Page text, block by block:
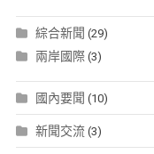
綜合新聞 (29)
兩岸國際(3)
國內要聞 (10)
新聞交流(3)